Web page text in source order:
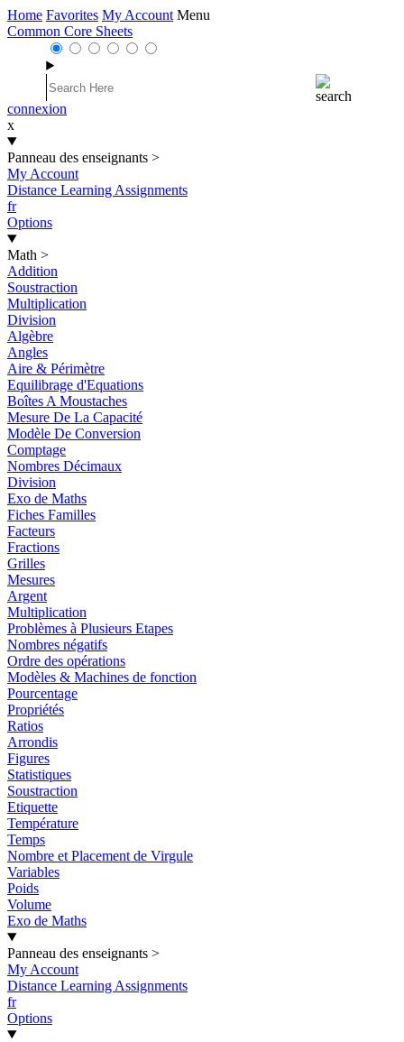
Home Favorites My Account Menu
Common Core Sheets
connexion
x
Panneau des enseignants >
My Account
Distance Learning Assignments
fr
Options
Math >
Addition
Soustraction
Multiplication
Division
Algèbre
Angles
Aire & Périmètre
Equilibrage d'Equations
Boîtes A Moustaches
Mesure De La Capacité
Modèle De Conversion
Comptage
Nombres Décimaux
Division
Exo de Maths
Fiches Familles
Facteurs
Fractions
Grilles
Mesures
Argent
Multiplication
Problèmes à Plusieurs Etapes
Nombres négatifs
Ordre des opérations
Modèles & Machines de fonction
Pourcentage
Propriétés
Ratios
Arrondis
Figures
Statistiques
Soustraction
Etiquette
Température
Temps
Nombre et Placement de Virgule
Variables
Poids
Volume
Exo de Maths
Panneau des enseignants >
My Account
Distance Learning Assignments
fr
Options